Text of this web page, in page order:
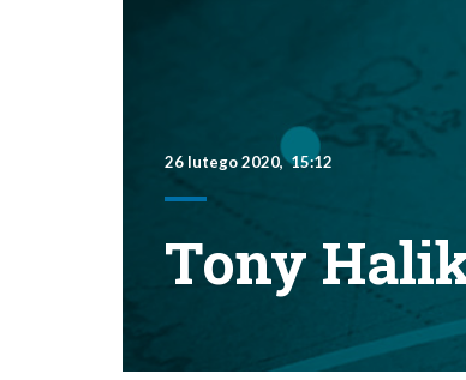
26 lutego 2020, 15:12
Tony